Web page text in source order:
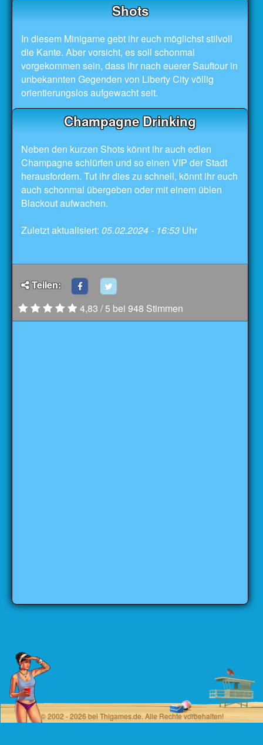
Shots
In diesem Minigame gebt ihr euch möglichst stilvoll
die Kante. Aber vorsicht, es soll schonmal
vorgekommen sein, dass ihr nach euerer Sauftour in
unbekannten Gegenden von Liberty City völlig
orientierungslos aufgewacht seit.
Champagne Drinking
Neben den kurzen Shots könnt ihr auch edlen
Champagne schlürfen und so einen VIP der Stadt
herausfordern. Tut ihr dies zu schnell, könnt ihr euch
auch schonmal übergeben oder mit einem üblen
Blackout aufwachen.
Zuletzt aktualisiert: 05.02.2024 - 16:53 Uhr
Teilen:
4,83 / 5 bei 948 Stimmen
© 2002 - 2026 bei Thigames.de. Alle Rechte vorbehalten!